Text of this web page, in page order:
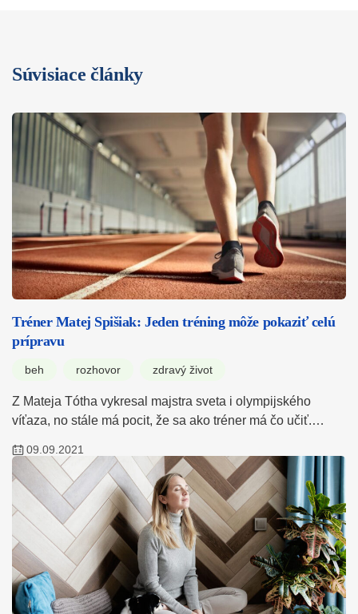
Súvisiace články
Tréner Matej Spišiak: Jeden tréning môže pokaziť celú
prípravu
beh rozhovor zdravý život
Z Mateja Tótha vykresal majstra sveta i olympijského
víťaza, no stále má pocit, že sa ako tréner má čo učiť.…
09.09.2021